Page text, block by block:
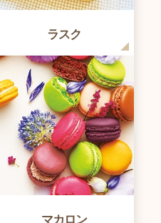
ラスク
マカロン